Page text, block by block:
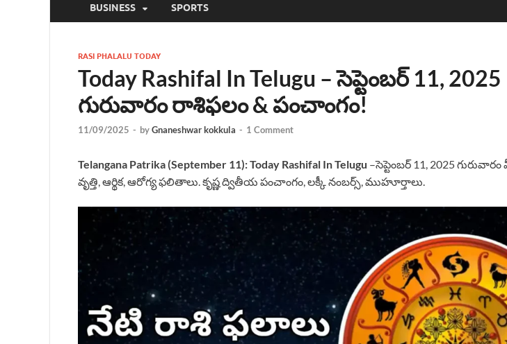
BUSINESS SPORTS
RASI PHALALU TODAY
Today Rashifal In Telugu – సెప్టెంబర్ 11, 2025
గురువారం రాశిఫలం & పంచాంగం!
11/09/2025 - byGnaneshwar kokkula - 1 Comment
Telangana Patrika (September 11):Today Rashifal In Telugu –సెప్టెంబర్ 11, 2025
వృత్తి, ఆర్థిక, ఆరోగ్య ఫలితాలు. కృష్ణ ద్వితీయ పంచాంగం, లక్కీ నంబర్స్, ముహూర్తాలు.